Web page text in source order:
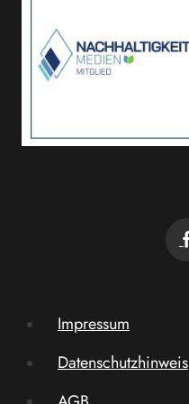
Impressum
Datenschutzhinweis